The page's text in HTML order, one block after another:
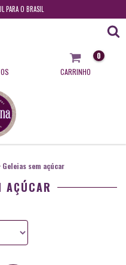
PARA O BRASIL
CARRINHO
0
Geleias sem açúcar
AÇÚCAR